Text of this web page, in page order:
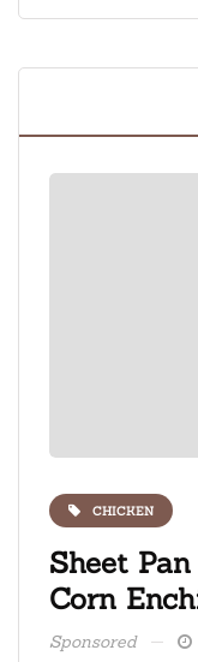
CHICKEN
Sheet
Corn
Sponsored